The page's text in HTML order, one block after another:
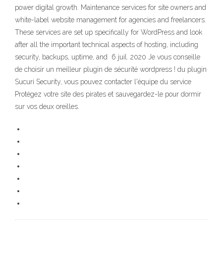
power digital growth. Maintenance services for site owners and
white-label website management for agencies and freelancers.
These services are set up specifically for WordPress and look
after all the important technical aspects of hosting, including
security, backups, uptime, and 6 juil. 2020 Je vous conseille
de choisir un meilleur plugin de sécurité wordpress ! du plugin
Sucuri Security, vous pouvez contacter l'équipe du service
Protégez votre site des pirates et sauvegardez-le pour dormir
sur vos deux oreilles.